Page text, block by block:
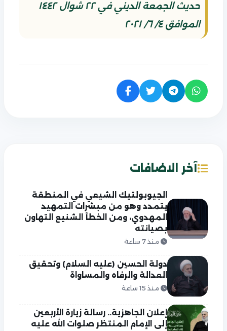
حديث الجمعة الديني في ٢٢ شوال ١٤٤٢
الموافق ٤/ ٦/ ٢٠٢١
آخر الاضافات
الجيوبولتيك الشيعي في المنطقة
يتمدد وهو من مبشرات التمهيد
المهدوي، ومن الخطأ الشنيع التهاون
بصيانته
منذ 7 ساعة
دولة الحسين (عليه السلام) وتحقيق
العدالة والرفاه والمساواة
منذ 15 ساعة
إعلان الجاهزية.. رسالة زيارة الأربعين
إلى الإمام المنتظر صلوات الله عليه